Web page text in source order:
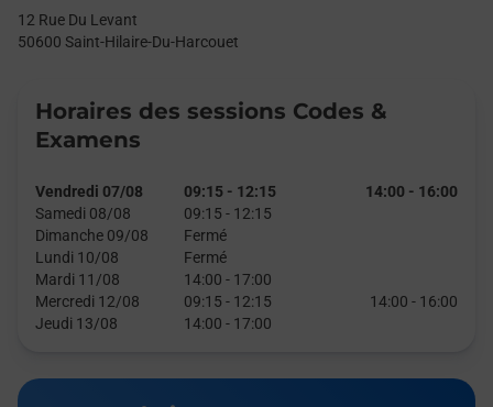
12 Rue Du Levant
50600 Saint-Hilaire-Du-Harcouet
Horaires des sessions Codes &
Examens
Vendredi 07/08 09:15 - 12:15 14:00 - 16:00
Samedi 08/08
09:15 - 12:15
Dimanche 09/08
Fermé
Lundi 10/08
Fermé
Mardi 11/08
14:00 - 17:00
Mercredi 12/08
09:15 - 12:15 14:00 - 16:00
Jeudi 13/08
14:00 - 17:00